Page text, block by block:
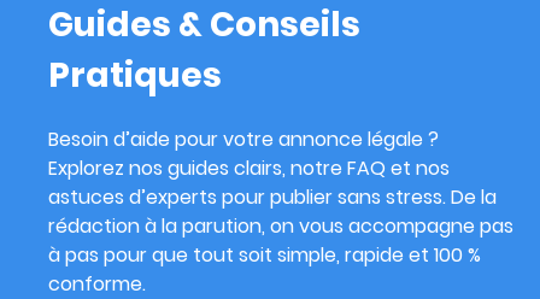
Guides & Conseils
Pratiques
Besoin d’aide pour votre annonce légale ?
Explorez nos guides clairs, notre FAQ et nos
astuces d’experts pour publier sans stress. De la
rédaction à la parution, on vous accompagne pas
à pas pour que tout soit simple, rapide et 100 %
conforme.